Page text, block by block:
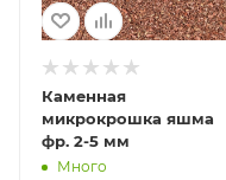
Каменная
микрокрошка яшма
фр. 2-5 мм
Много